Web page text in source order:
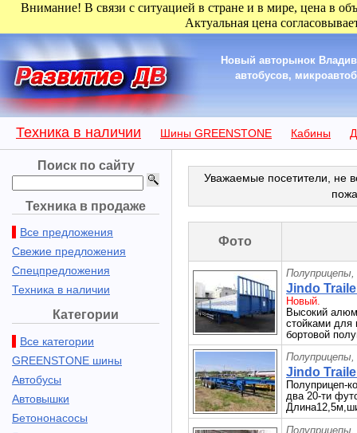
Внимание! В связи с ситуацией в стране и в мире, цена в
Актуальная цена
Новый авторынок
автобусов,
Техника в наличии Шины GREENSTONE Кабины
Поиск по сайту
Техника в продаже
Все предложения
Свежие предложения
Спецпредложения
Техника в наличии
Категории
Все категории
GREENSTONE шины
Автобусы
Автовышки
Бетононасосы
Уважаемые посетители, не
Фото
Jindo
Новый.
Высокий
стойками для
бортовой
Jindo
Полуприцеп-
два 20-ти